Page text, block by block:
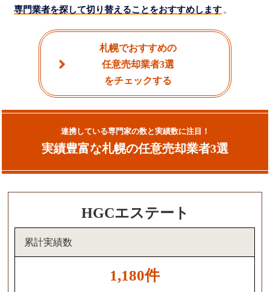
専門業者を探して切り替えることをおすすめします 。
札幌でおすすめの
任意売却業者3選
をチェックする
連携している専門家の数と実績数に注目！
実績豊富な札幌の任意売却業者3選
HGCエステート
累計実績数
1,180件